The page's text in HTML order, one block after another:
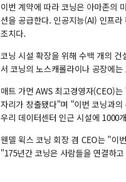
이번 계약에 따라 코닝은 아마존의
션을 공급한다. 인공지능(AI) 인프
조치다.
코닝 시설 확장을 위해 수백 개의
서 코닝의 노스캐롤라이나 공장에
매트 가먼 AWS 최고경영자(CEO)
자리가 창출됐다"며 "이번 코닝과
우리 데이터센터 인근 시설에 1000
웬델 윅스 코닝 회장 겸 CEO는 "이
"175년간 코닝은 사람들을 연결하